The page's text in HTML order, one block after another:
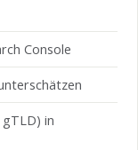
Console
in